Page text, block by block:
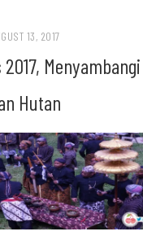
13, 2017
Menyambangi
Hutan